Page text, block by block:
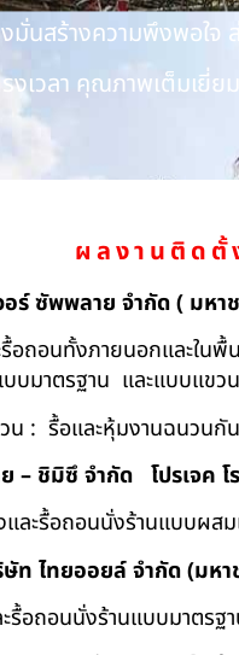
มั่นสร้างความพึงพอใจ
งเวลา คุณภาพเต็มเยี่ย
ผลงานติดตั้
ร์ ซัพพลาย จำกัด ( มห
ถอนทั้งภายนอกและใน
บมาตรฐาน และแบบแขว
น : รื้อและหุ้มงานฉนวนกั
– ชิมิซึ จำกัด โปรเจค
ละรื้อถอนนั่งร้านแบบผสม
ท ไทยออยล์ จํากัด (มห
อถอนนั่งร้านแบบมาตรฐ